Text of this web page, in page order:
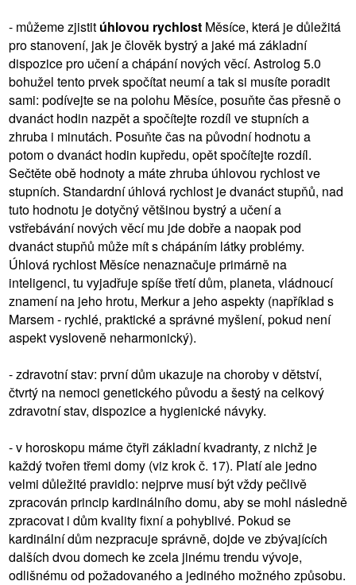
- můžeme zjistit úhlovou rychlost Měsíce, která je důležitá
pro stanovení, jak je člověk bystrý a jaké má základní
dispozice pro učení a chápání nových věcí. Astrolog 5.0
bohužel tento prvek spočítat neumí a tak si musíte poradit
sami: podívejte se na polohu Měsíce, posuňte čas přesně o
dvanáct hodin nazpět a spočítejte rozdíl ve stupních a
zhruba i minutách. Posuňte čas na původní hodnotu a
potom o dvanáct hodin kupředu, opět spočítejte rozdíl.
Sečtěte obě hodnoty a máte zhruba úhlovou rychlost ve
stupních. Standardní úhlová rychlost je dvanáct stupňů, nad
tuto hodnotu je dotyčný většinou bystrý a učení a
vstřebávání nových věcí mu jde dobře a naopak pod
dvanáct stupňů může mít s chápáním látky problémy.
Úhlová rychlost Měsíce nenaznačuje primárně na
inteligenci, tu vyjadřuje spíše třetí dům, planeta, vládnoucí
znamení na jeho hrotu, Merkur a jeho aspekty (například s
Marsem - rychlé, praktické a správné myšlení, pokud není
aspekt vysloveně neharmonický).
- zdravotní stav: první dům ukazuje na choroby v dětství,
čtvrtý na nemoci genetického původu a šestý na celkový
zdravotní stav, dispozice a hygienické návyky.
- v horoskopu máme čtyři základní kvadranty, z nichž je
každý tvořen třemi domy (viz krok č. 17). Platí ale jedno
velmi důležité pravidlo: nejprve musí být vždy pečlivě
zpracován princip kardinálního domu, aby se mohl následně
zpracovat i dům kvality fixní a pohyblivé. Pokud se
kardinální dům nezpracuje správně, dojde ve zbývajících
dalších dvou domech ke zcela jinému trendu vývoje,
odlišnému od požadovaného a jediného možného způsobu.